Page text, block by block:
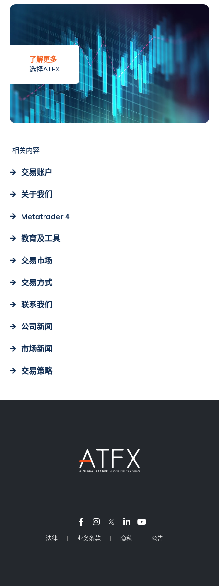
了解更多
选择ATFX
相关内容
交易账户
关于我们
Metatrader 4
教育及工具
交易市场
交易方式
联系我们
公司新闻
市场新闻
交易策略
法律 业务条款 隐私 公告